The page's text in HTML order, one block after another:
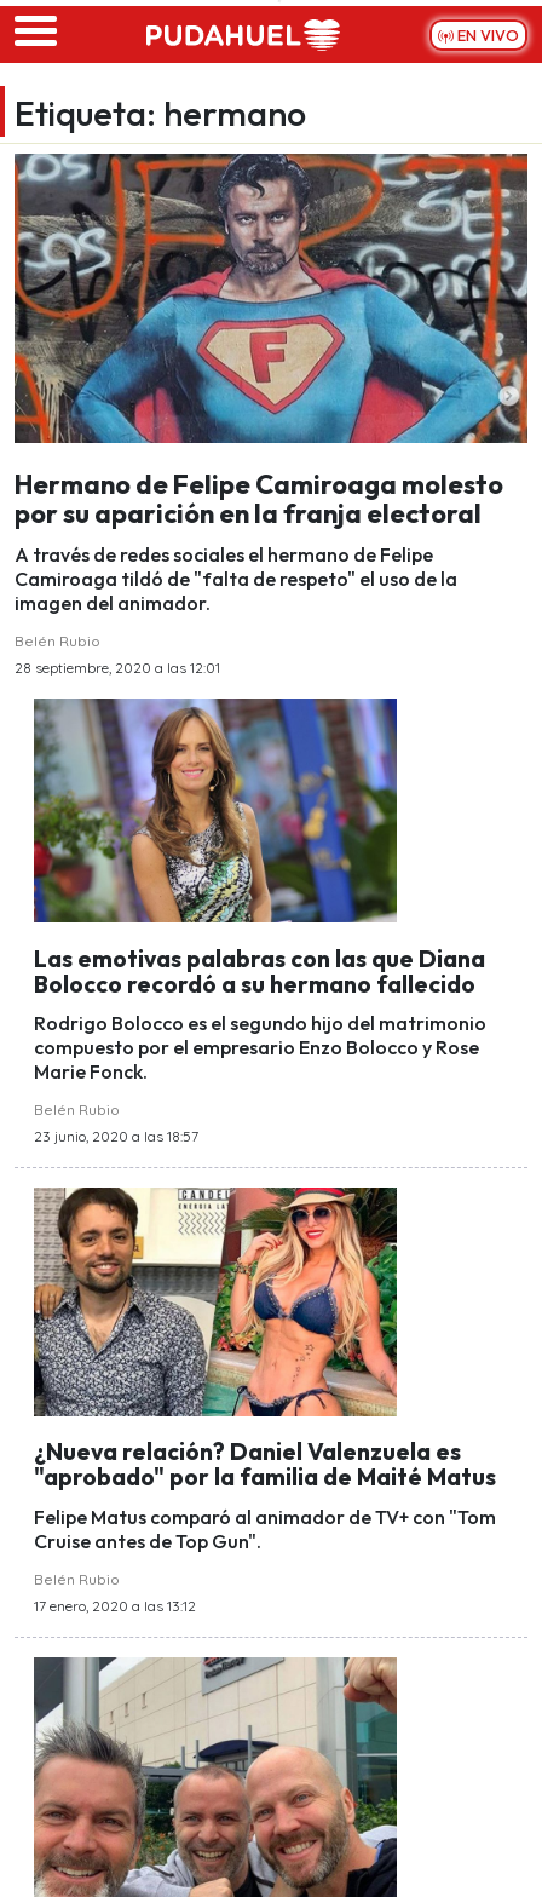
Skip to main content
EN VIVO
Etiqueta: hermano
Hermano de Felipe Camiroaga molesto
por su aparición en la franja electoral
A través de redes sociales el hermano de Felipe
Camiroaga tildó de "falta de respeto" el uso de la
imagen del animador.
Belén Rubio
28 septiembre, 2020 a las 12:01
Las emotivas palabras con las que Diana
Bolocco recordó a su hermano fallecido
Rodrigo Bolocco es el segundo hijo del matrimonio
compuesto por el empresario Enzo Bolocco y Rose
Marie Fonck.
Belén Rubio
23 junio, 2020 a las 18:57
¿Nueva relación? Daniel Valenzuela es
"aprobado" por la familia de Maité Matus
Felipe Matus comparó al animador de TV+ con "Tom
Cruise antes de Top Gun".
Belén Rubio
17 enero, 2020 a las 13:12